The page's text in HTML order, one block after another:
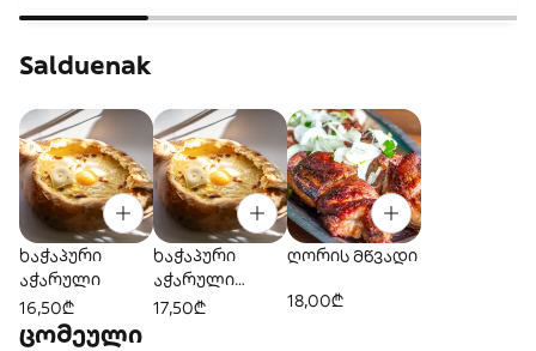
Salduenak
ხაჭაპური
აჭარული
16,50₾
ხაჭაპური
აჭარული
ცომგამოცლი
17,50₾
ღორის მწვადი
18,00₾
ცომეული